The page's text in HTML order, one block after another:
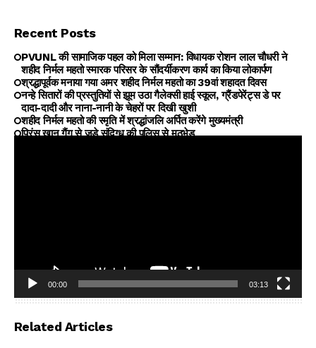
Recent Posts
PVUNL की सामाजिक पहल को मिला सम्मान: विधायक रोशन लाल चौधरी ने
शहीद निर्मल महतो स्मारक परिसर के सौंदर्यीकरण कार्य का किया लोकार्पण
श्रद्धापूर्वक मनाया गया अमर शहीद निर्मल महतो का 39वां शहादत दिवस
नन्हे सितारों की प्रस्तुतियों से झूम उठा गैलेक्सी हाई स्कूल, ग्रैंडपेरेंट्स डे पर
दादा-दादी और नाना-नानी के चेहरों पर दिखी खुशी
शहीद निर्मल महतो की स्मृति में श्रद्धांजलि अर्पित करेंगे मुख्यमंत्री
प्रिंस खान गैंग से जुड़े संदिग्ध की पुलिस से मुठभेड़
Player
00:00 03:13
Related Articles